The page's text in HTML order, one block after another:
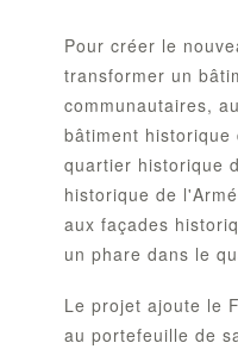
Pour créer le
transformer un
communautaires,
bâtiment
quartier historique
historique de
aux façades
un phare dans le
Le projet ajoute le
au portefeuille de